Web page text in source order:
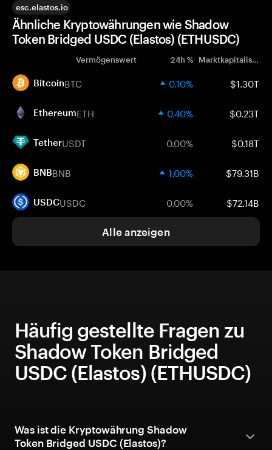
esc.elastos.io
Ähnliche Kryptowährungen wie Shadow
Token Bridged USDC (Elastos) (ETHUSDC)
Vermögenswert 24h % Marktkapitalisierung
BitcoinBTC 0.10% $1.30T
EthereumETH 0.40% $0.23T
TetherUSDT 0.00% $0.18T
BNBBNB 1.00% $79.31B
USDCUSDC 0.00% $72.14B
Alle anzeigen
Häufig gestellte Fragen zu
Shadow Token Bridged
USDC (Elastos) (ETHUSDC)
Was ist die Kryptowährung Shadow
Token Bridged USDC (Elastos)?